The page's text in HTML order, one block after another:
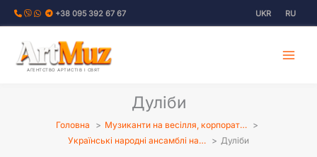
Перейти
+38 095 392 67 67 UKR RU
АГЕНТСТВО АРТИСТІВ І СВЯТ
Дуліби
Головна
Музиканти на весілля, корпорат…
Українські народні ансамблі на…
Дуліби